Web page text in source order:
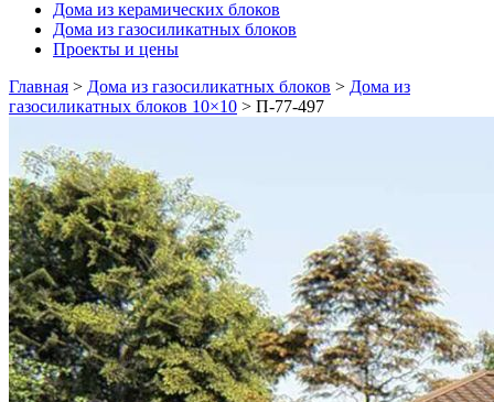
Дома из керамических блоков
Дома из газосиликатных блоков
Проекты и цены
Главная > Дома из газосиликатных блоков > Дома из
газосиликатных блоков 10×10 > П-77-497